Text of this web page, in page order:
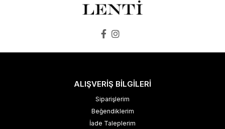
ALIŞVERİŞ BİLGİLERİ
Siparişlerim
Beğendiklerim
İade Taleplerim